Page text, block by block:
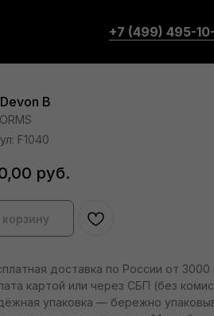
+7 (499) 495-
B
F1040
руб.
корзину
доставка по России от
картой или через СБП (без
упаковка — бережно